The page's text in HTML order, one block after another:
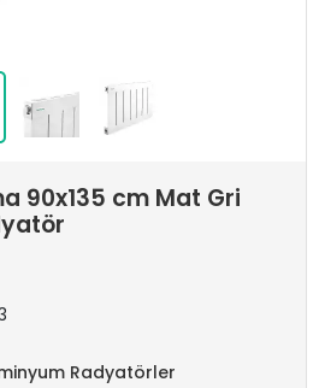
90x135 cm Mat Gri
Radyatörler